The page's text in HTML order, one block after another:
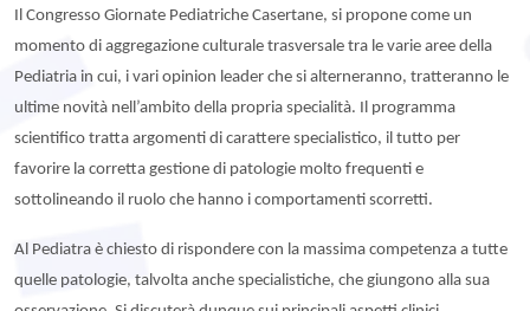
Il Congresso Giornate Pediatriche Casertane, si propone come un
momento di aggregazione culturale trasversale tra le varie aree della
Pediatria in cui, i vari opinion leader che si alterneranno, tratteranno le
ultime novità nell’ambito della propria specialità. Il programma
scientifico tratta argomenti di carattere specialistico, il tutto per
favorire la corretta gestione di patologie molto frequenti e
sottolineando il ruolo che hanno i comportamenti scorretti.
Al Pediatra è chiesto di rispondere con la massima competenza a tutte
quelle patologie, talvolta anche specialistiche, che giungono alla sua